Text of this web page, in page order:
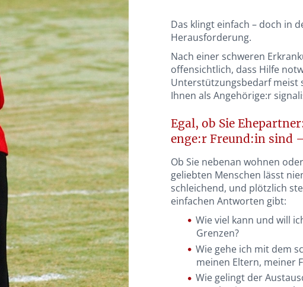
Das klingt einfach – doch in
Herausforderung.
Nach einer schweren
offensichtlich, dass Hilfe
Unterstützungsbedarf meist
Ihnen als Angehörige:r
Egal, ob Sie
enge:r Freund:in sind
Ob Sie nebenan wohnen
geliebten Menschen lässt
schleichend, und plötzlich
einfachen Antworten gibt:
Wie viel kann und will
Grenzen?
Wie gehe ich mit dem
meinen Eltern, meiner
Wie gelingt der